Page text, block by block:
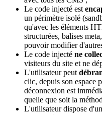
Le code injecté est
un périmètre isolé
qu'avec les éléments
structurées, balises
pouvoir modifier
Le code injecté ne
visiteurs du site et ne
L'utilisateur peut
clic, depuis son espace
déconnexion est
quelle que soit la
L'utilisateur dispose